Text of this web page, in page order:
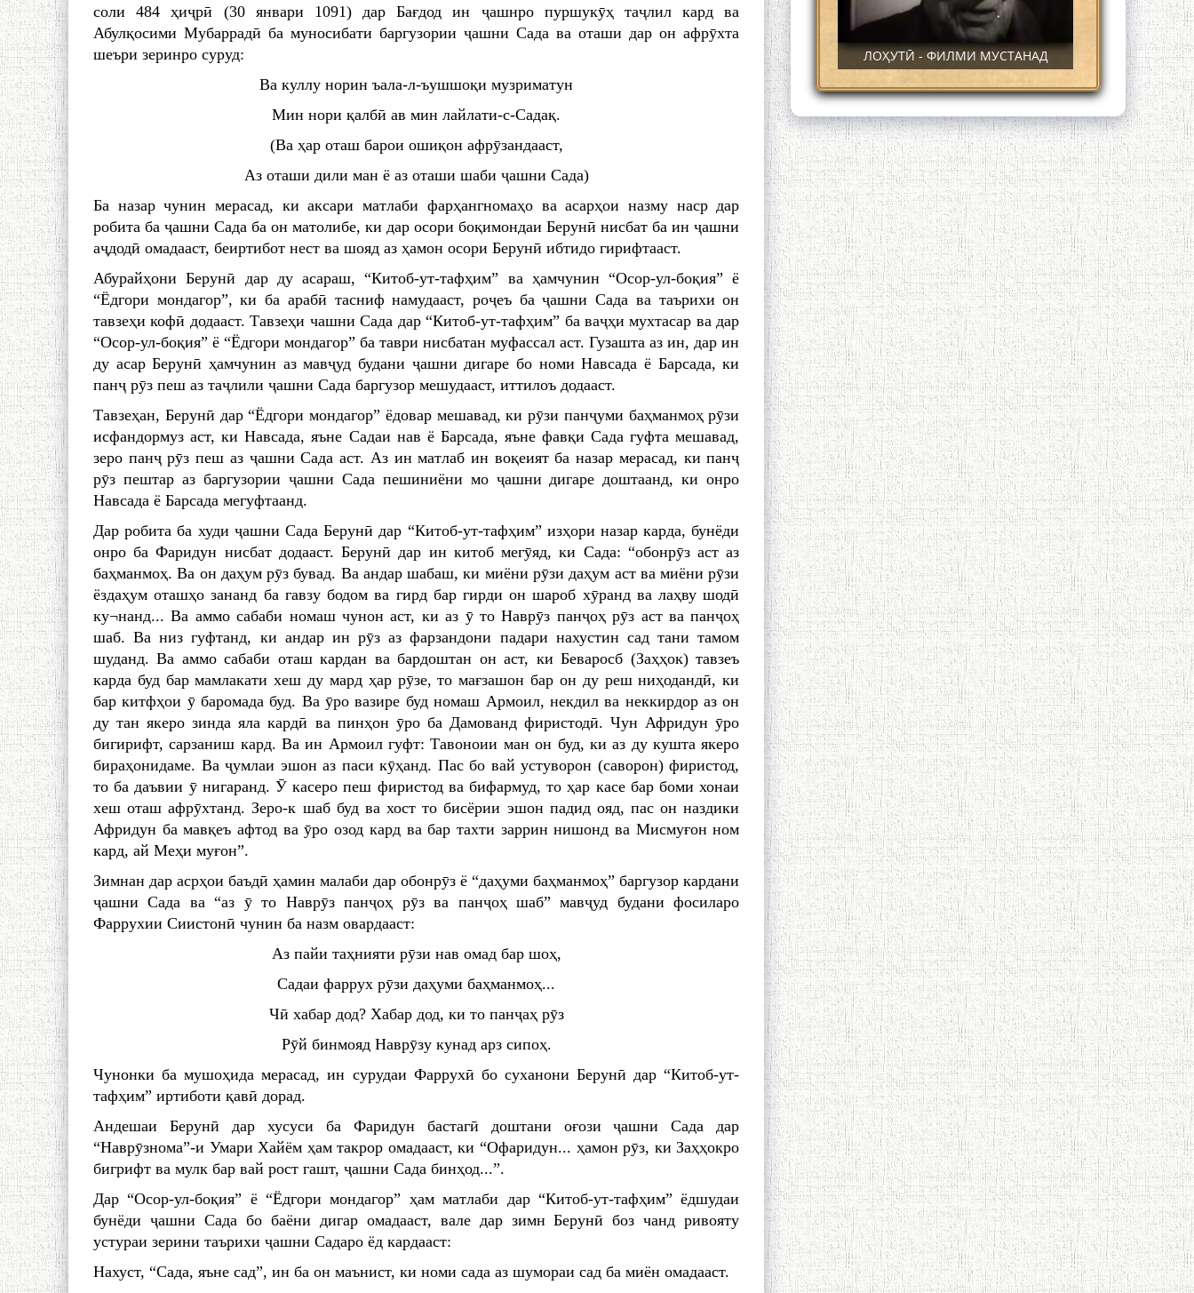
соли 484 ҳиҷрӣ (30 январи 1091) дар Бағдод ин ҷашнро пуршукӯҳ таҷлил кард ва
Абулқосими Мубаррадӣ ба муносибати баргузории ҷашни Сада ва оташи дар он афрӯхта
шеъри зеринро суруд:
Ва куллу норин ъала-л-ъушшоқи музриматун
Мин нори қалбӣ ав мин лайлати-с-Садақ.
(Ва ҳар оташ барои ошиқон афрӯзандааст,
Аз оташи дили ман ё аз оташи шаби ҷашни Сада)
Ба назар чунин мерасад, ки аксари матлаби фарҳангномаҳо ва асарҳои назму наср дар
робита ба ҷашни Сада ба он матолибе, ки дар осори боқимондаи Берунӣ нисбат ба ин ҷашни
аҷдодӣ омадааст, беиртибот нест ва шояд аз ҳамон осори Берунӣ ибтидо гирифтааст.
Абурайҳони Берунӣ дар ду асараш, “Китоб-ут-тафҳим” ва ҳамчунин “Осор-ул-боқия” ё
“Ёдгори мондагор”, ки ба арабӣ тасниф намудааст, роҷеъ ба ҷашни Сада ва таърихи он
тавзеҳи кофӣ додааст. Тавзеҳи чашни Сада дар “Китоб-ут-тафҳим” ба ваҷҳи мухтасар ва дар
“Осор-ул-боқия” ё “Ёдгори мондагор” ба таври нисбатан муфассал аст. Гузашта аз ин, дар ин
ду асар Берунӣ ҳамчунин аз мавҷуд будани ҷашни дигаре бо номи Навсада ё Барсада, ки
панҷ рӯз пеш аз таҷлили ҷашни Сада баргузор мешудааст, иттилоъ додааст.
Тавзеҳан, Берунӣ дар “Ёдгори мондагор” ёдовар мешавад, ки рӯзи панҷуми баҳманмоҳ рӯзи
исфандормуз аст, ки Навсада, яъне Садаи нав ё Барсада, яъне фавқи Сада гуфта мешавад,
зеро панҷ рӯз пеш аз ҷашни Сада аст. Аз ин матлаб ин воқеият ба назар мерасад, ки панҷ
рӯз пештар аз баргузории ҷашни Сада пешиниёни мо ҷашни дигаре доштаанд, ки онро
Навсада ё Барсада мегуфтаанд.
Дар робита ба худи ҷашни Сада Берунӣ дар “Китоб-ут-тафҳим” изҳори назар карда, бунёди
онро ба Фаридун нисбат додааст. Берунӣ дар ин китоб мегӯяд, ки Сада: “обонрӯз аст аз
баҳманмоҳ. Ва он даҳум pӯз бувад. Ва андар шабаш, ки миёни рӯзи даҳум аст ва миёни рӯзи
ёздаҳум оташҳо зананд ба гавзу бодом ва гирд бар гирди он шароб хӯранд ва лаҳву шодӣ
ку¬нанд... Ва аммо сабаби номаш чунон аст, ки аз ӯ то Наврӯз панҷоҳ рӯз аст ва панҷоҳ
шаб. Ва низ гуфтанд, ки андар ин рӯз аз фарзандони падари нахустин сад тани тамом
шуданд. Ва аммо сабаби оташ кардан ва бардоштан он аст, ки Беваросб (Заҳҳок) тавзеъ
карда буд бар мамлакати хеш ду мард ҳар pӯзe, то мағзашон бар он ду реш ниҳодандӣ, ки
бар китфҳои ӯ баромада буд. Ва ӯpo вазире буд номаш Армоил, некдил ва неккирдор аз он
ду тан якеро зинда яла кардӣ ва пинҳон ӯро ба Дамованд фиристодӣ. Чун Афридун ӯpo
бигирифт, сарзаниш кард. Ва ин Армоил гуфт: Тавоноии ман он буд, ки аз ду кушта якеро
бираҳонидаме. Ва ҷумлаи эшон аз паси кӯҳaнд. Пас бо вай устуворон (саворон) фиристод,
то ба даъвии ӯ нигаранд. Ӯ касеро пеш фиристод ва бифармуд, то ҳар касе бар боми хонаи
хеш оташ aфpӯxтaнд. Зеро-к шаб буд ва хост то бисёрии эшон падид ояд, пас он наздики
Афридун ба мавқеъ афтод ва ӯpo озод кард ва бар тахти заррин нишонд ва Мисмуғон ном
кард, ай Меҳи муғон”.
Зимнан дар асрҳои баъдӣ ҳамин малаби дар обонрӯз ё “даҳуми баҳманмоҳ” баргузор кардани
ҷашни Сада ва “аз ӯ то Наврӯз панҷоҳ рӯз ва панҷоҳ шаб” мавҷуд будани фосиларо
Фаррухии Сиистонӣ чунин ба назм овардааст:
Аз пайи таҳнияти рӯзи нав омад бар шоҳ,
Садаи фаррух рӯзи даҳуми баҳманмоҳ...
Чӣ хабар дод? Хабар дод, ки то панҷаҳ рӯз
Рӯй бинмояд Наврӯзу кунад арз сипоҳ.
Чунонки ба мушоҳида мерасад, ин сурудаи Фаррухӣ бо суханони Берунӣ дар “Китоб-ут-
тафҳим” иртиботи қавӣ дорад.
Андешаи Берунӣ дар хусуси ба Фаридун бастагӣ доштани оғози ҷашни Сада дар
“Наврӯзнома”-и Умари Хайём ҳам такрор омадааст, ки “Офаридун... ҳамон рӯз, ки Заҳҳокро
бигрифт ва мулк бар вай рост гашт, ҷашни Сада бинҳод...”.
Дар “Осор-ул-боқия” ё “Ёдгори мондагор” ҳам матлаби дар “Китоб-ут-тафҳим” ёдшудаи
бунёди ҷашни Сада бо баёни дигар омадааст, вале дар зимн Берунӣ боз чанд ривояту
устураи зерини таърихи ҷашни Садаро ёд кардааст:
Нахуст, “Сада, яъне сад”, ин ба он маънист, ки номи сада аз шумораи сад ба миён омадааст.
ЛОҲУТӢ - ФИЛМИ МУСТАНАД
Қадамҷо - Лоҳутӣ
4-уми декабр- зодрӯзи шоири
абадзинда Абулқосим Лоҳутӣ
АБУЛҚОСИМ ЛОҲУТӢ / ABULQOSIM
LOHUTY/
Что знают в Ташкенте о Мирзо
Турсунзаде, чьим именем назвали
станцию метро?
Осорхонаи Мирзо Турсунзода
Каратог
110 солагии шоири халқии
Тоҷикистон Мирзо Турсунзода / Mirzo
Tursunzoda